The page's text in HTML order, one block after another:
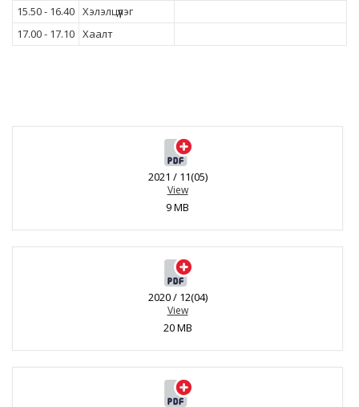
15.50 - 16.40 Хэлэлцүүлэг
17.00 - 17.10 Хаалт
2021 / 11(05)
View
9 MB
2020 / 12(04)
View
20 MB